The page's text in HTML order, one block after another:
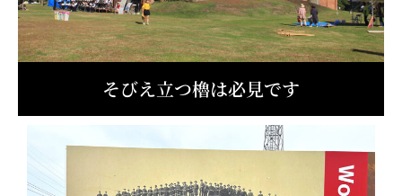
そびえ立つ櫓は必見です